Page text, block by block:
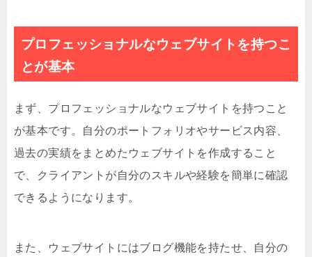
プロフェッショナルなウェブサイトを持つこ
とが基本
まず、プロフェッショナルなウェブサイトを持つこと
が基本です。自分のポートフォリオやサービス内容、
過去の実績をまとめたウェブサイトを作成すること
で、クライアントが自分のスキルや経験を簡単に確認
できるようになります。
また、ウェブサイトにはブログ機能を持たせ、自分の